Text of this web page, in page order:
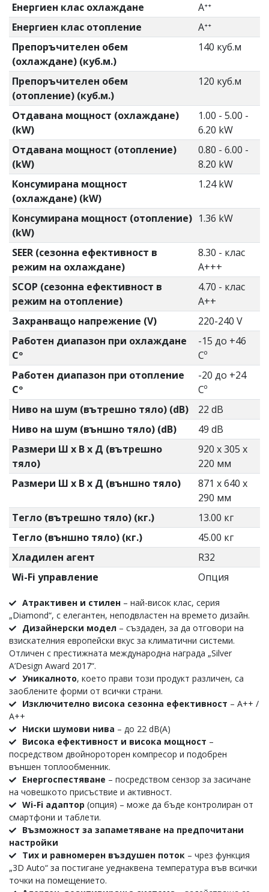
Енергиен клас охлаждане
Aᐩᐩ
Енергиен клас отопление
Aᐩᐩ
Препоръчителен обем
(охлаждане) (куб.м.)
140 куб.м
Препоръчителен обем
(отопление) (куб.м.)
120 куб.м
Отдавана мощност (охлаждане)
(kW)
1.00 - 5.00 -
6.20 kW
Отдавана мощност (отопление)
(kW)
0.80 - 6.00 -
8.20 kW
Консумирана мощност
(охлаждане) (kW)
1.24 kW
Консумирана мощност (отопление)
(kW)
1.36 kW
SEER (сезонна ефективност в
режим на охлаждане)
8.30 - клас
А+++
SCOP (сезонна ефективност в
режим на отопление)
4.70 - клас
А++
Захранващо напрежение (V)
220-240 V
Работен диапазон при охлаждане
Cº
-15 до +46
Cº
Работен диапазон при отопление
Cº
-20 до +24
Cº
Ниво на шум (вътрешно тяло) (dB)
22 dB
Ниво на шум (външно тяло) (dB)
49 dB
Размери Ш х В х Д (вътрешно
тяло)
920 x 305 x
220 мм
Размери Ш х В х Д (външно тяло)
871 x 640 x
290 мм
Тегло (вътрешно тяло) (кг.)
13.00 кг
Тегло (външно тяло) (кг.)
45.00 кг
Хладилен агент
R32
Wi-Fi управление
Опция
Атрактивен и стилен – най-висок клас, серия
„Diamond“, с елегантен, неподвластен на времето дизайн.
Дизайнерски модел – създаден, за да отговори на
взискателния европейски вкус за климатични системи.
Отличен с престижната международна награда „Silver
A’Design Award 2017“.
Уникалното, което прави този продукт различен, са
заоблените форми от всички страни.
Изключително висока сезонна ефективност – А++ /
А++
Ниски шумови нива – до 22 dB(A)
Висока ефективност и висока мощност –
посредством двойнороторен компресор и подобрен
външен топлообменник.
Енергоспестяване – посредством сензор за засичане
на човешкото присъствие и активност.
Wi-Fi адаптор (опция) – може да бъде контролиран от
смартфони и таблети.
Възможност за запаметяване на предпочитани
настройки
Тих и равномерен въздушен поток – чрез функция
„3D Auto“ за постигане уеднаквена температура във всички
точки на помещението.